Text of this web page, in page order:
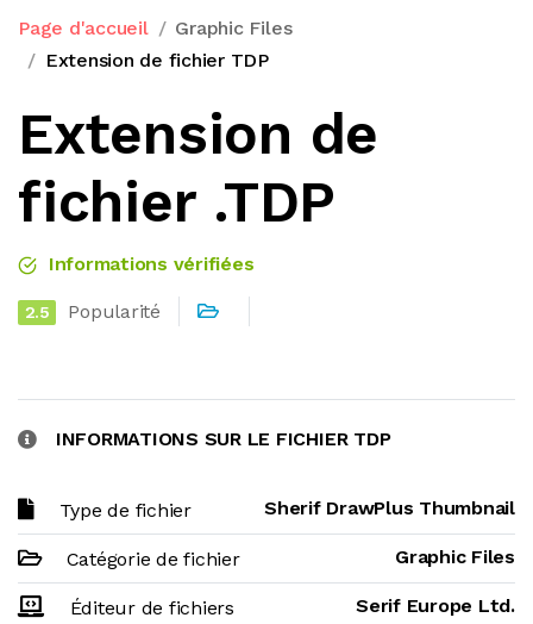
Page d'accueil
Graphic Files
Extension de fichier TDP
Extension de
fichier .TDP
Informations vérifiées
2.5 Popularité
INFORMATIONS SUR LE FICHIER TDP
Type de fichier Sherif DrawPlus Thumbnail
Catégorie de fichier Graphic Files
Éditeur de fichiers Serif Europe Ltd.